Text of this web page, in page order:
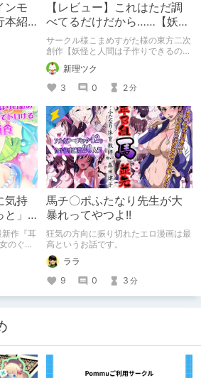
ンモ
本紹
【レビュー】これはただ調
べてるだけだから……【妖怪
と人間は子作りできるのか?
調べてみました!】
サークル様こまめすがた様の東方二次
創作【妖怪と人間は子作りできるの
か?調べてみました!】の感想となりま
す。 新理ツク
3
0 2分
気持
」
感想
新作『耳
のぐっ
トロけ
馬チ〇ポふたなり先生が大
暴れってやつよ!!
狂気の方向に振り切れたエロ漫画は最
高というお話です。
ララ
9
0 3 分